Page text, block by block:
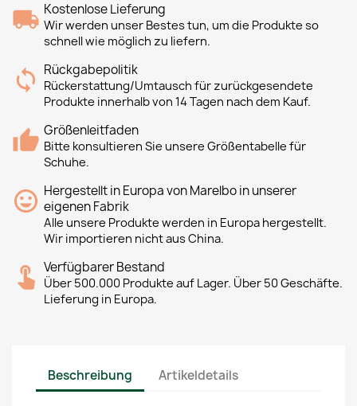
Kostenlose Lieferung
Wir werden unser Bestes tun, um die Produkte so
schnell wie möglich zu liefern.
Rückgabepolitik
Rückerstattung/Umtausch für zurückgesendete
Produkte innerhalb von 14 Tagen nach dem Kauf.
Größenleitfaden
Bitte konsultieren Sie unsere Größentabelle für
Schuhe.
Hergestellt in Europa von Marelbo in unserer
eigenen Fabrik
Alle unsere Produkte werden in Europa hergestellt.
Wir importieren nicht aus China.
Verfügbarer Bestand
Über 500.000 Produkte auf Lager. Über 50 Geschäfte.
Lieferung in Europa.
Beschreibung Artikeldetails